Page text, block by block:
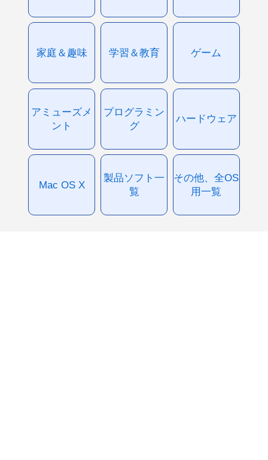
家庭＆趣味 学習＆教育 ゲーム
アミューズメ
ント
プログラミン
グ
ハードウェア
Mac OS X
製品ソフト一
覧
その他、全OS
用一覧